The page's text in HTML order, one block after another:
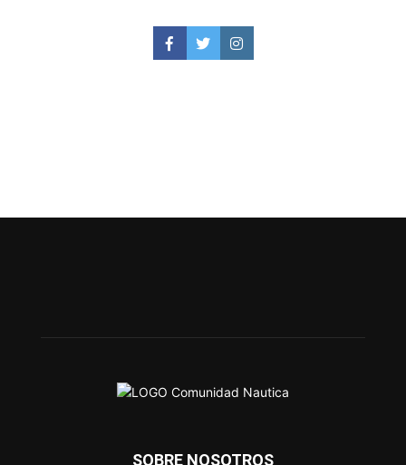
FacebookTwitterInstagram
SOBRE NOSOTROS